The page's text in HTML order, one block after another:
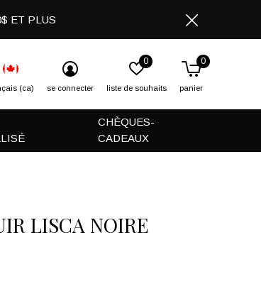
CHÈQUES-
CADEAUX
(ca) se connecter liste de souhaits
0
panier
0
ET PLUS
LISCA NOIRE